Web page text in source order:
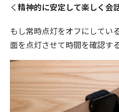
く精神的に安定して楽しく会
もし常時点灯をオフにしてい
面を点灯させて時間を確認す